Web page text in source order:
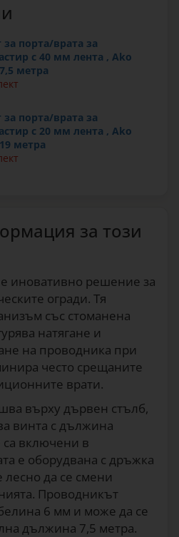
порта/врата за
с 40 мм лента , Ako
метра
порта/врата за
с 20 мм лента , Ako
метра
за този
иновативно решение за
огради. Тя
със стоманена
натягане и
на проводника при
често срещаните
врати.
върху дървен стълб,
винта с дължина
включени в
е оборудвана с дръжка
лесно да се смени
Проводникът
6 мм и може да се
дължина 7,5 метра.